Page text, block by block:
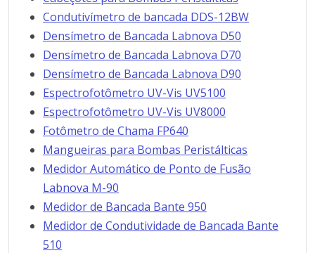
Condutivímetro de bancada DDS-12BW
Densímetro de Bancada Labnova D50
Densímetro de Bancada Labnova D70
Densímetro de Bancada Labnova D90
Espectrofotômetro UV-Vis UV5100
Espectrofotômetro UV-Vis UV8000
Fotômetro de Chama FP640
Mangueiras para Bombas Peristálticas
Medidor Automático de Ponto de Fusão
Labnova M-90
Medidor de Bancada Bante 950
Medidor de Condutividade de Bancada Bante
510